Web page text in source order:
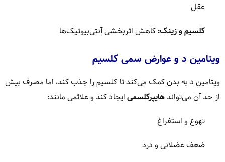
عقل
کلسیم و زینک: کاهش اثربخشی آنتی‌بیوتیک‌ها
ویتامین د و عوارض سمی کلسیم
ویتامین د به بدن کمک می‌کند تا کلسیم را جذب کند، اما مصرف بیش
از حد آن می‌تواندهایپرکلسمی ایجاد کند و علائمی مانند:
تهوع و استفراغ
ضعف عضلانی و درد